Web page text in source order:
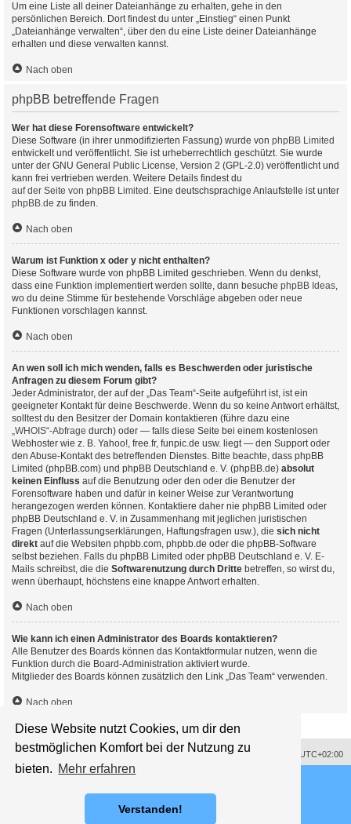
Diese Website nutzt Cookies, um dir den
bestmöglichen Komfort bei der Nutzung zu
bieten. Mehr erfahren
Verstanden!
Um eine Liste all deiner Dateianhänge zu erhalten, gehe in den
persönlichen Bereich. Dort findest du unter „Einstieg“ einen Punkt
„Dateianhänge verwalten“, über den du eine Liste deiner Dateianhänge
erhalten und diese verwalten kannst.
Nach oben
phpBB betreffende Fragen
Wer hat diese Forensoftware entwickelt?
Diese Software (in ihrer unmodifizierten Fassung) wurde von phpBB Limited
entwickelt und veröffentlicht. Sie ist urheberrechtlich geschützt. Sie wurde
unter der GNU General Public License, Version 2 (GPL-2.0) veröffentlicht und
kann frei vertrieben werden. Weitere Details findest du
auf der Seite von phpBB Limited . Eine deutschsprachige Anlaufstelle ist unter
phpBB.de zu finden.
Nach oben
Warum ist Funktion x oder y nicht enthalten?
Diese Software wurde von phpBB Limited geschrieben. Wenn du denkst,
dass eine Funktion implementiert werden sollte, dann besuche phpBB Ideas,
wo du deine Stimme für bestehende Vorschläge abgeben oder neue
Funktionen vorschlagen kannst.
Nach oben
An wen soll ich mich wenden, falls es Beschwerden oder juristische
Anfragen zu diesem Forum gibt?
Jeder Administrator, der auf der „Das Team“-Seite aufgeführt ist, ist ein
geeigneter Kontakt für deine Beschwerde. Wenn du so keine Antwort erhältst,
solltest du den Besitzer der Domain kontaktieren (führe dazu eine
„WHOIS“-Abfrage durch) oder — falls diese Seite bei einem kostenlosen
Webhoster wie z. B. Yahoo!, free.fr, funpic.de usw. liegt — den Support oder
den Abuse-Kontakt des betreffenden Dienstes. Bitte beachte, dass phpBB
Limited (phpBB.com) und phpBB Deutschland e. V. (phpBB.de) absolut
keinen Einfluss auf die Benutzung oder den oder die Benutzer der
Forensoftware haben und dafür in keiner Weise zur Verantwortung
herangezogen werden können. Kontaktiere daher nie phpBB Limited oder
phpBB Deutschland e. V. in Zusammenhang mit jeglichen juristischen
Fragen (Unterlassungserklärungen, Haftungsfragen usw.), die sich nicht
direkt auf die Websiten phpbb.com, phpbb.de oder die phpBB-Software
selbst beziehen. Falls du phpBB Limited oder phpBB Deutschland e. V. E-
Mails schreibst, die die Softwarenutzung durch Dritte betreffen, so wirst du,
wenn überhaupt, höchstens eine knappe Antwort erhalten.
Nach oben
Wie kann ich einen Administrator des Boards kontaktieren?
Alle Benutzer des Boards können das Kontaktformular nutzen, wenn die
Funktion durch die Board-Administration aktiviert wurde.
Mitglieder des Boards können zusätzlich den Link „Das Team“ verwenden.
Nach oben
Alle Zeiten sind UTC+02:00
Alle Cookies löschen
Impressum
Mazeltof